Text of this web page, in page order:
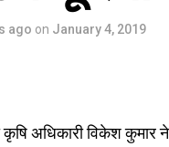
ago on January 4, 2019
कृषि अधिकारी विकेश कुमार